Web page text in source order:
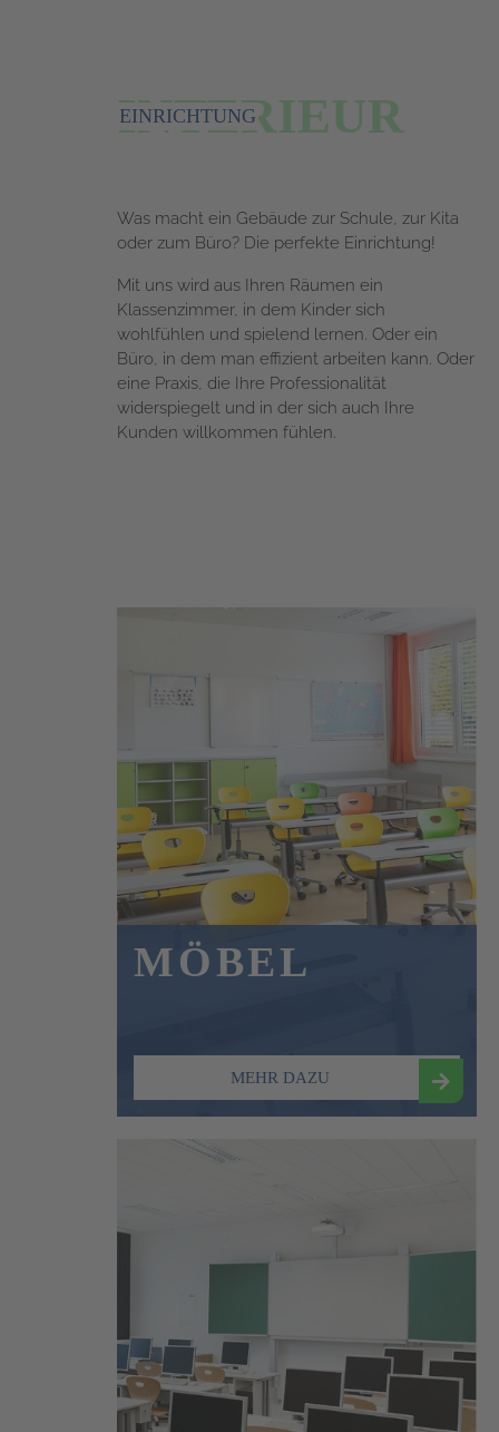
INTERIEUR
EINRICHTUNG
Was macht ein Gebäude zur Schule, zur Kita
oder zum Büro? Die perfekte Einrichtung!
Mit uns wird aus Ihren Räumen ein
Klassenzimmer, in dem Kinder sich
wohlfühlen und spielend lernen. Oder ein
Büro, in dem man effizient arbeiten kann. Oder
eine Praxis, die Ihre Professionalität
widerspiegelt und in der sich auch Ihre
Kunden willkommen fühlen.
MÖBEL
MEHR DAZU